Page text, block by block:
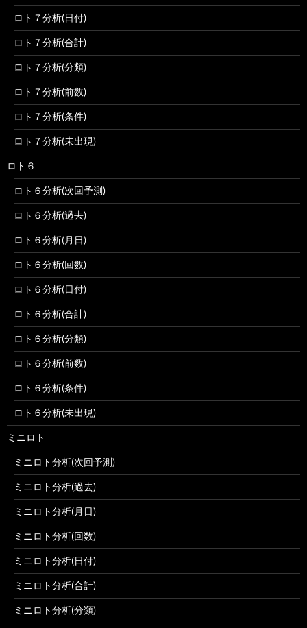
ロト７分析(日付)
ロト７分析(合計)
ロト７分析(分類)
ロト７分析(前数)
ロト７分析(条件)
ロト７分析(未出現)
ロト６
ロト６分析(次回予測)
ロト６分析(過去)
ロト６分析(月日)
ロト６分析(回数)
ロト６分析(日付)
ロト６分析(合計)
ロト６分析(分類)
ロト６分析(前数)
ロト６分析(条件)
ロト６分析(未出現)
ミニロト
ミニロト分析(次回予測)
ミニロト分析(過去)
ミニロト分析(月日)
ミニロト分析(回数)
ミニロト分析(日付)
ミニロト分析(合計)
ミニロト分析(分類)